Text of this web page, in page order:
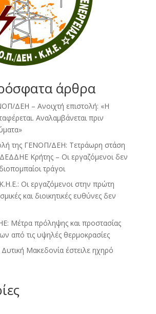
άρθρα
ΔΕΗ – Ανοιχτή επιστολή: «Η
Αναλαμβάνεται πριν
της ΓΕΝΟΠ/ΔΕΗ: Τετράωρη στάση
Κρήτης – Οι εργαζόμενοι δεν
τράγοι
Οι εργαζόμενοι στην πρώτη
και διοικητικές ευθύνες δεν
Μέτρα πρόληψης και προστασίας
από τις υψηλές θερμοκρασίες
Μακεδονία έστειλε ηχηρό